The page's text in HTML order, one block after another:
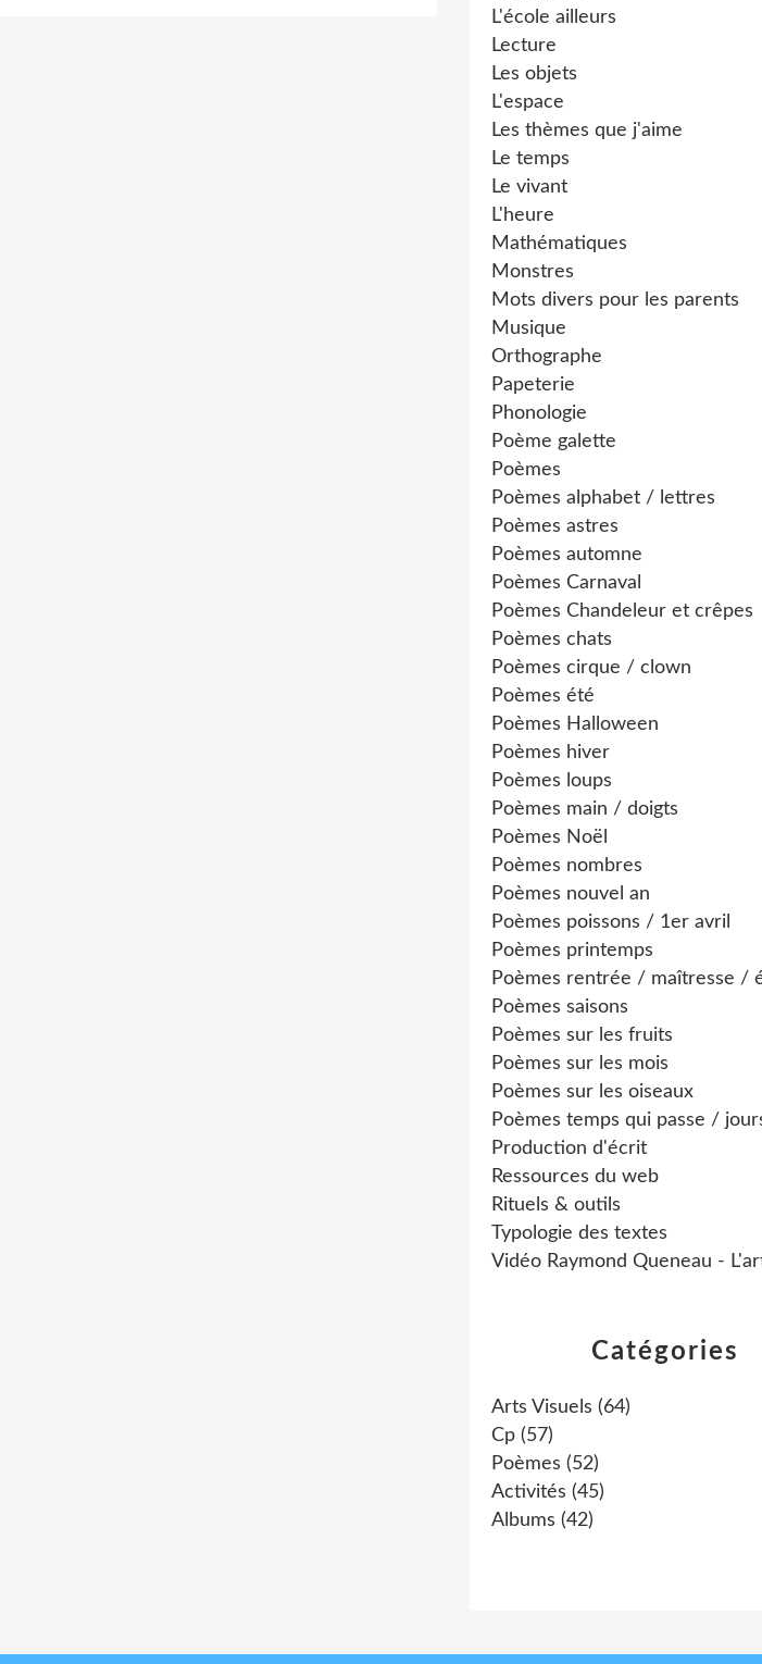
Catégories
Arts Visuels (64)
Cp (57)
Poèmes (52)
Activités (45)
Albums (42)
L'école ailleurs
Lecture
Les objets
L'espace
Les thèmes que j'aime
Le temps
Le vivant
L'heure
Mathématiques
Monstres
Mots divers pour les parents
Musique
Orthographe
Papeterie
Phonologie
Poème galette
Poèmes
Poèmes alphabet / lettres
Poèmes astres
Poèmes automne
Poèmes Carnaval
Poèmes Chandeleur et crêpes
Poèmes chats
Poèmes cirque / clown
Poèmes été
Poèmes Halloween
Poèmes hiver
Poèmes loups
Poèmes main / doigts
Poèmes Noël
Poèmes nombres
Poèmes nouvel an
Poèmes poissons / 1er avril
Poèmes printemps
Poèmes rentrée / maîtresse /
Poèmes saisons
Poèmes sur les fruits
Poèmes sur les mois
Poèmes sur les oiseaux
Poèmes temps qui passe /
Production d'écrit
Ressources du web
Rituels & outils
Typologie des textes
Vidéo Raymond Queneau -